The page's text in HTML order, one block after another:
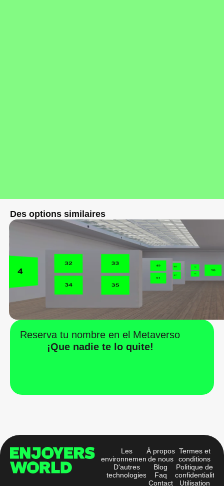
Des options similaires
Reserva tu nombre en el Metaverso
¡Que nadie te lo quite!
Les
environnements
D'autres
technologies
À propos
de nous
Blog
Faq
Contact
Termes et
conditions
Politique de
confidentialité
Utilisation